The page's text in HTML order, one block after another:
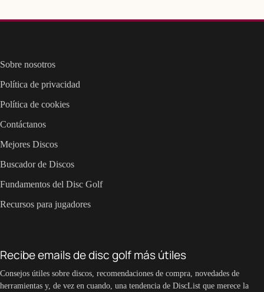
Sobre nosotros
Política de privacidad
Política de cookies
Contáctanos
Mejores Discos
Buscador de Discos
Fundamentos del Disc Golf
Recursos para jugadores
Recibe emails de disc golf más útiles
Consejos útiles sobre discos, recomendaciones de compra, novedades de
herramientas y, de vez en cuando, una tendencia de DiscList que merece la